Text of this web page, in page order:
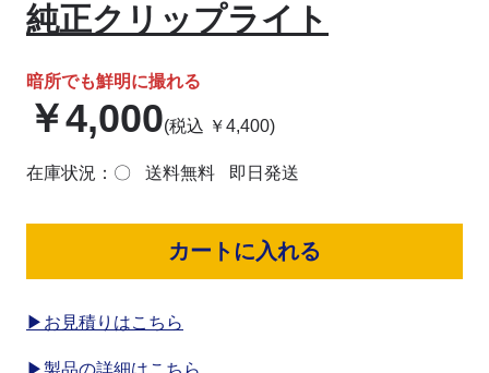
純正クリップライト
暗所でも鮮明に撮れる
￥4,000(税込 ￥4,400)
在庫状況：〇 送料無料 即日発送
カートに入れる
▶お見積りはこちら